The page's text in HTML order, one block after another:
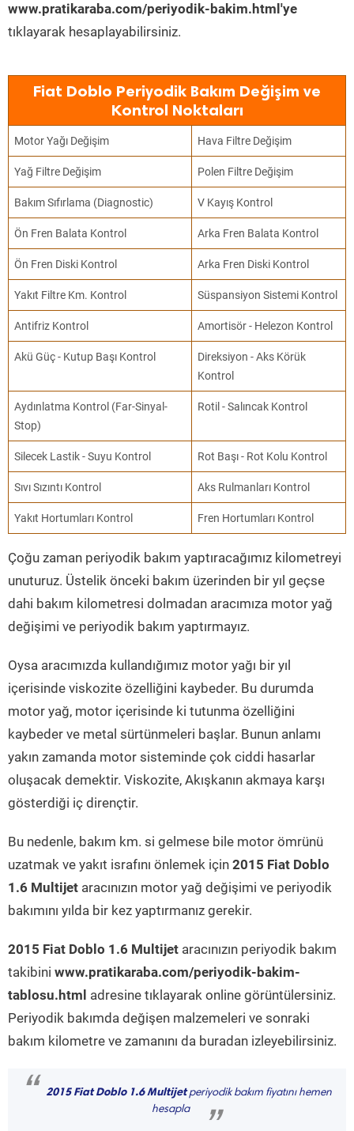
www.pratikaraba.com/periyodik-bakim.html'ye
tıklayarak hesaplayabilirsiniz.
Fiat Doblo Periyodik Bakım Değişim ve
Kontrol Noktaları
Motor Yağı Değişim Hava Filtre Değişim
Yağ Filtre Değişim Polen Filtre Değişim
Bakım Sıfırlama (Diagnostic) V Kayış Kontrol
Ön Fren Balata Kontrol Arka Fren Balata Kontrol
Ön Fren Diski Kontrol Arka Fren Diski Kontrol
Yakıt Filtre Km. Kontrol Süspansiyon Sistemi Kontrol
Antifriz Kontrol Amortisör - Helezon Kontrol
Akü Güç - Kutup Başı Kontrol
Direksiyon - Aks Körük
Kontrol
Aydınlatma Kontrol (Far-Sinyal-
Stop)
Rotil - Salıncak Kontrol
Silecek Lastik - Suyu Kontrol Rot Başı - Rot Kolu Kontrol
Sıvı Sızıntı Kontrol Aks Rulmanları Kontrol
Yakıt Hortumları Kontrol Fren Hortumları Kontrol
Çoğu zaman periyodik bakım yaptıracağımız kilometreyi
unuturuz. Üstelik önceki bakım üzerinden bir yıl geçse
dahi bakım kilometresi dolmadan aracımıza motor yağ
değişimi ve periyodik bakım yaptırmayız.
Oysa aracımızda kullandığımız motor yağı bir yıl
içerisinde viskozite özelliğini kaybeder. Bu durumda
motor yağ, motor içerisinde ki tutunma özelliğini
kaybeder ve metal sürtünmeleri başlar. Bunun anlamı
yakın zamanda motor sisteminde çok ciddi hasarlar
oluşacak demektir. Viskozite, Akışkanın akmaya karşı
gösterdiği iç dirençtir.
Bu nedenle, bakım km. si gelmese bile motor ömrünü
uzatmak ve yakıt israfını önlemek için 2015 Fiat Doblo
1.6 Multijet aracınızın motor yağ değişimi ve periyodik
bakımını yılda bir kez yaptırmanız gerekir.
2015 Fiat Doblo 1.6 Multijet aracınızın periyodik bakım
takibini www.pratikaraba.com/periyodik-bakim-
tablosu.html adresine tıklayarak online görüntülersiniz.
Periyodik bakımda değişen malzemeleri ve sonraki
bakım kilometre ve zamanını da buradan izleyebilirsiniz.
“ 2015 Fiat Doblo 1.6 Multijetperiyodik bakım fiyatını hemen
hesapla